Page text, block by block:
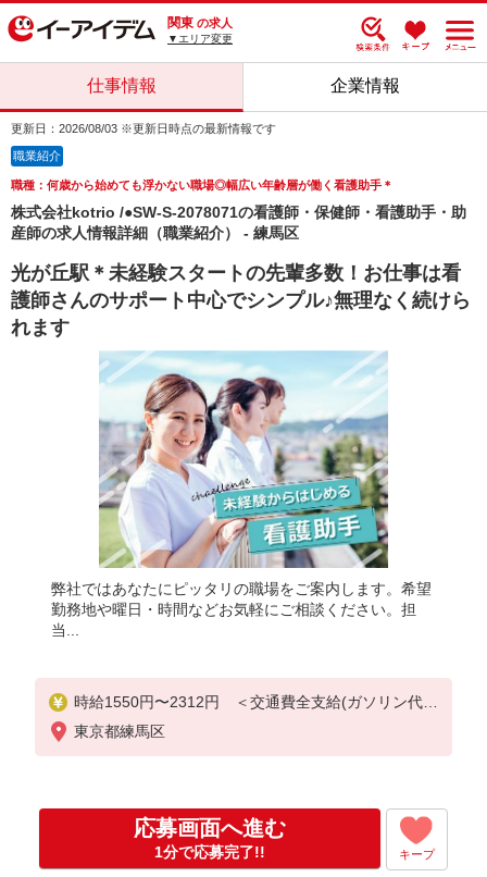
関東 の求人
▼エリア変更
仕事情報 企業情報
更新日：2026/08/03 ※更新日時点の最新情報です
職業紹介
職種：何歳から始めても浮かない職場◎幅広い年齢層が働く看護助手＊
株式会社kotrio /●SW-S-2078071の看護師・保健師・看護助手・助
産師の求人情報詳細（職業紹介） - 練馬区
光が丘駅＊未経験スタートの先輩多数！お仕事は看
護師さんのサポート中心でシンプル♪無理なく続けら
れます
弊社ではあなたにピッタリの職場をご案内します。希望
勤務地や曜日・時間などお気軽にご相談ください。担
当...
時給1550円〜2312円 ＜交通費全支給(ガソリン代含
む)＞
東京都練馬区
応募画面へ進む
1分で応募完了!! キープ